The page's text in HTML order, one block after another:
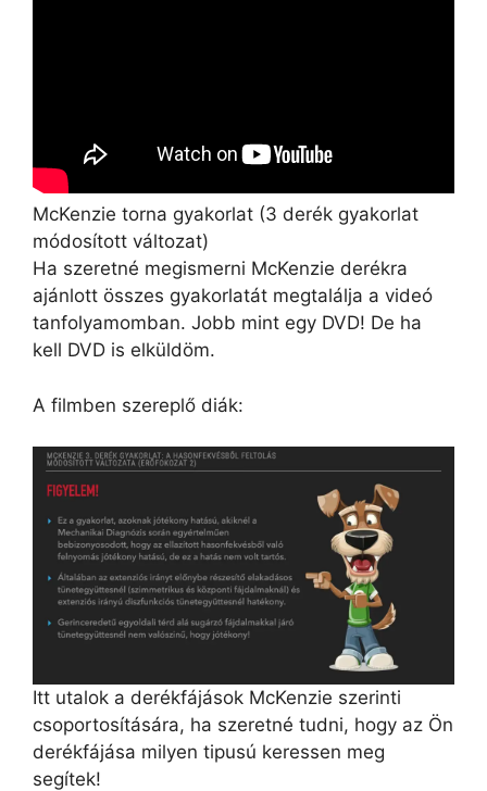
McKenzie torna gyakorlat (3 derék gyakorlat
módosított változat)
Ha szeretné megismerni McKenzie derékra
ajánlott összes gyakorlatát megtalálja a videó
tanfolyamomban. Jobb mint egy DVD! De ha
kell DVD is elküldöm.
A filmben szereplő diák:
Itt utalok a derékfájások McKenzie szerinti
csoportosítására, ha szeretné tudni, hogy az Ön
derékfájása milyen tipusú keressen meg
segítek!